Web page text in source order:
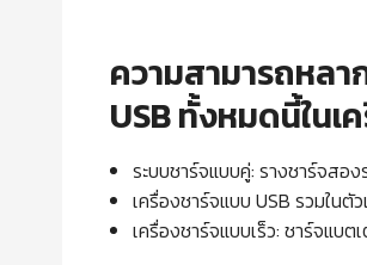
ความสามารถหล
USB ทั้งหมดนี้ในเ
ระบบชาร์จแบบคู่: รางชาร์จสอ
เครื่องชาร์จแบบ USB รวมใน
เครื่องชาร์จแบบเร็ว: ชาร์จแบ